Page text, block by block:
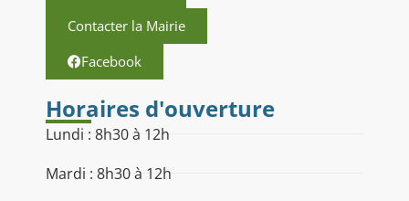
Contacter la Mairie
Facebook
Horaires d'ouverture
Lundi : 8h30 à 12h
Mardi : 8h30 à 12h